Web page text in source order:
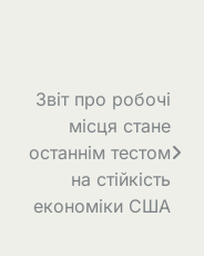
Звіт про робочі
місця стане
останнім тестом
на стійкість
економіки США